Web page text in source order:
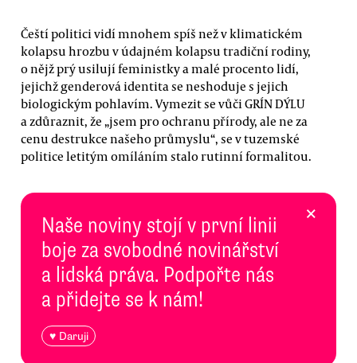
Čeští politici vidí mnohem spíš než v klimatickém
kolapsu hrozbu v údajném kolapsu tradiční rodiny,
o nějž prý usilují feministky a malé procento lidí,
jejichž genderová identita se neshoduje s jejich
biologickým pohlavím. Vymezit se vůči GRÍN DÝLU
a zdůraznit, že „jsem pro ochranu přírody, ale ne za
cenu destrukce našeho průmyslu“, se v tuzemské
politice letitým omíláním stalo rutinní formalitou.
Naše noviny stojí v první linii
boje za svobodné novinářství
a lidská práva. Podpořte nás
a přidejte se k nám!
♥ Daruji
×